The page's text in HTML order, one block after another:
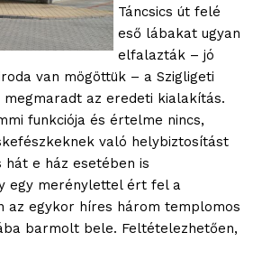
élményportál
Táncsics út felé
eső lábakat ugyan
elfalazták – jó
van mögöttük – a Szigligeti
az eredeti kialakítás.
funkciója és értelme nincs,
való helybiztosítást
hát e ház esetében is
egy merénylettel ért fel a
az egykor híres három templomos
barmolt bele. Feltételezhetően,